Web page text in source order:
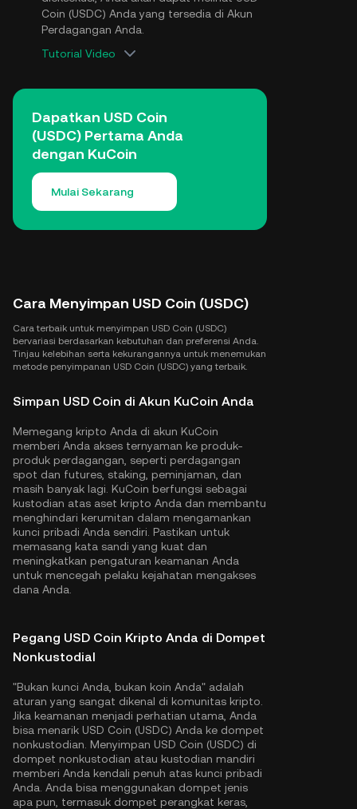
Coin (USDC) Anda yang tersedia di Akun
Perdagangan Anda.
Tutorial Video
Dapatkan USD Coin
(USDC) Pertama Anda
dengan KuCoin
Mulai Sekarang
Cara Menyimpan USD Coin (USDC)
Cara terbaik untuk menyimpan USD Coin (USDC)
bervariasi berdasarkan kebutuhan dan preferensi Anda.
Tinjau kelebihan serta kekurangannya untuk menemukan
metode penyimpanan USD Coin (USDC) yang terbaik.
Simpan USD Coin di Akun KuCoin Anda
Memegang kripto Anda di akun KuCoin
memberi Anda akses ternyaman ke produk-
produk perdagangan, seperti perdagangan
spot dan futures, staking, peminjaman, dan
masih banyak lagi. KuCoin berfungsi sebagai
kustodian atas aset kripto Anda dan membantu
menghindari kerumitan dalam mengamankan
kunci pribadi Anda sendiri. Pastikan untuk
memasang kata sandi yang kuat dan
meningkatkan pengaturan keamanan Anda
untuk mencegah pelaku kejahatan mengakses
dana Anda.
Pegang USD Coin Kripto Anda di Dompet
Nonkustodial
"Bukan kunci Anda, bukan koin Anda" adalah
aturan yang sangat dikenal di komunitas kripto.
Jika keamanan menjadi perhatian utama, Anda
bisa menarik USD Coin (USDC) Anda ke dompet
nonkustodian. Menyimpan USD Coin (USDC) di
dompet nonkustodian atau kustodian mandiri
memberi Anda kendali penuh atas kunci pribadi
Anda. Anda bisa menggunakan dompet jenis
apa pun, termasuk dompet perangkat keras,